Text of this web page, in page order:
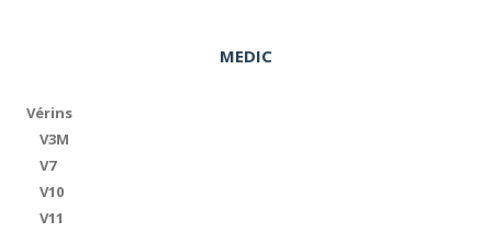
MEDIC
Vérins
V3M
V7
V10
V11